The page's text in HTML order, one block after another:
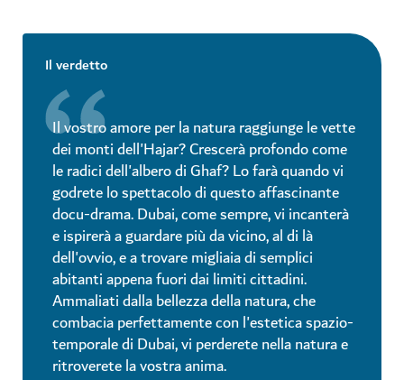
Il verdetto
Il vostro amore per la natura raggiunge le vette
dei monti dell'Hajar? Crescerà profondo come
le radici dell'albero di Ghaf? Lo farà quando vi
godrete lo spettacolo di questo affascinante
docu-drama. Dubai, come sempre, vi incanterà
e ispirerà a guardare più da vicino, al di là
dell'ovvio, e a trovare migliaia di semplici
abitanti appena fuori dai limiti cittadini.
Ammaliati dalla bellezza della natura, che
combacia perfettamente con l'estetica spazio-
temporale di Dubai, vi perderete nella natura e
ritroverete la vostra anima.